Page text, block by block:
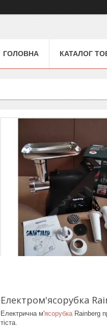
ГОЛОВНА КАТАЛОГ
Електром'ясорубка
Електрична м'ясорубка Rainberg
тіста.